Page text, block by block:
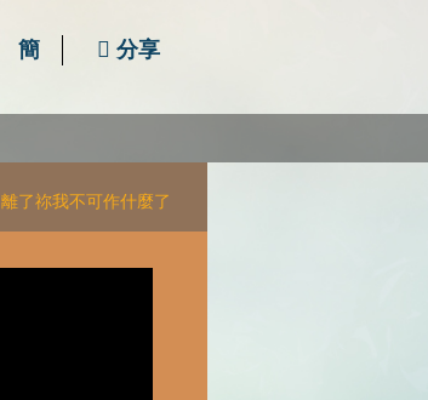
簡 分享
離了祢我不可作什麼了